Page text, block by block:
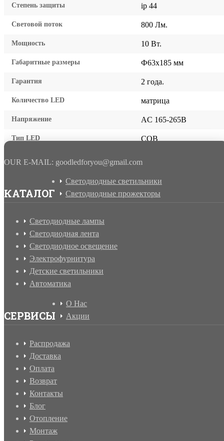
Степень защиты ip 44
Световой поток 800 Лм.
Мощность 10 Вт.
Габаритные размеры Ф63х185 мм
Гарантия 2 года.
Количество LED матрица
Напряжение AC 165-265В
Тип LED COB
OUR E-MAIL: goodledforyou@gmail.cоm
КАТАЛОГ
Светодиодные светильники
Светодиодные прожекторы
Светодиодные лампы
Светодиодная лента
Светодиодное освещение
Электрофурнитура
Детские светильники
Автоматика
СЕРВИСЫ
О Нас
Акции
Распродажа
Доставка
Оплата
Возврат
Контакты
Блог
Отопление
Монтаж